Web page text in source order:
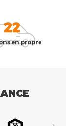
22
en propre